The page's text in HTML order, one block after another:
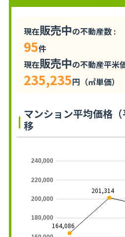
現在販売中の不動産数 :
95件
現在販売中の不動産平米
235,235円（㎡単価）
マンション平均価格
移
180,000
200,000
220,000
240,000
164,086
201,314